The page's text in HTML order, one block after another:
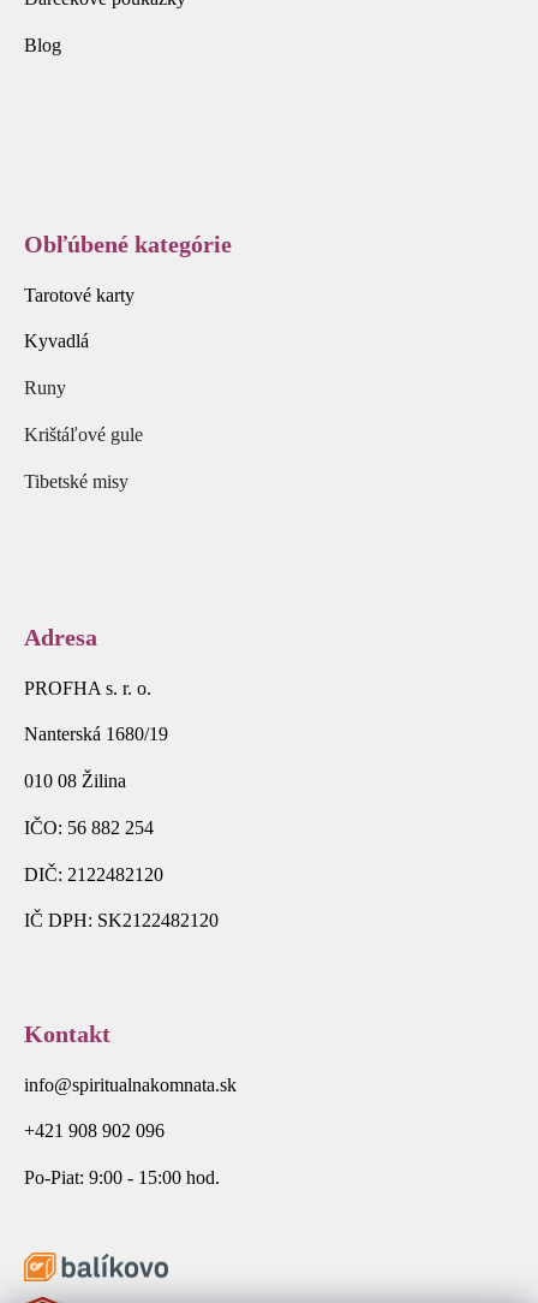
Blog
Obľúbené kategórie
Tarotové karty
Kyvadlá
Runy
Krištáľové gule
Tibetské misy
Adresa
PROFHA s. r. o.
Nanterská 1680/19
010 08 Žilina
IČO: 56 882 254
DIČ: 2122482120
IČ DPH: SK2122482120
Kontakt
info@spiritualnakomnata.sk
+421 908 902 096
Po-Piat: 9:00 - 15:00 hod.